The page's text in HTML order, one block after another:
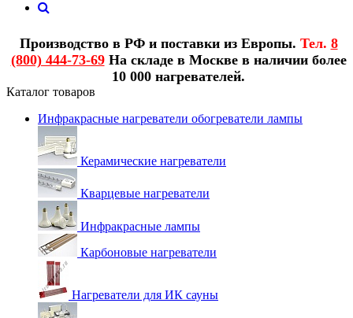
Производство в РФ и поставки из Европы. Тел. 8
(800) 444-73-69На складе в Москве в наличии более
10 000 нагревателей.
Каталог товаров
Инфракрасные нагреватели обогреватели лампы
Керамические нагреватели
Кварцевые нагреватели
Инфракрасные лампы
Карбоновые нагреватели
Нагреватели для ИК сауны